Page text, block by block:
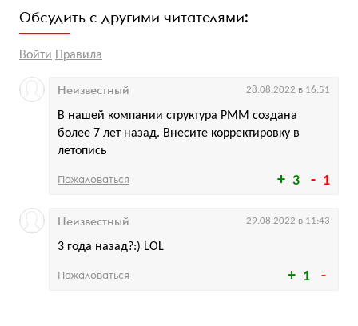
Обсудить с другими читателями:
Войти Правила
3 1
В нашей компании структура PMM создана
более 7 лет назад. Внесите корректировку в
летопись
Неизвестный 28.08.2022 в 16:51
Пожаловаться
1
3 года назад?:) LOL
Неизвестный 29.08.2022 в 11:43
Пожаловаться